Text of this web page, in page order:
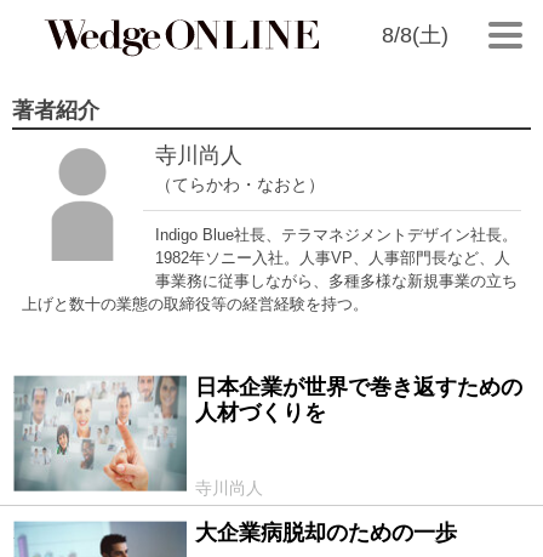
8/8(土)
著者紹介
寺川尚人
（てらかわ・なおと）
Indigo Blue社長、テラマネジメントデザイン社長。
1982年ソニー入社。人事VP、人事部門長など、人
事業務に従事しながら、多種多様な新規事業の立ち
上げと数十の業態の取締役等の経営経験を持つ。
2017/03/14
日本企業が世界で巻き返すための
人材づくりを
寺川尚人
2017/02/16 大企業病脱却のための一歩